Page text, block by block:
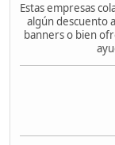
Estas empresas
algún descuento
banners o bien